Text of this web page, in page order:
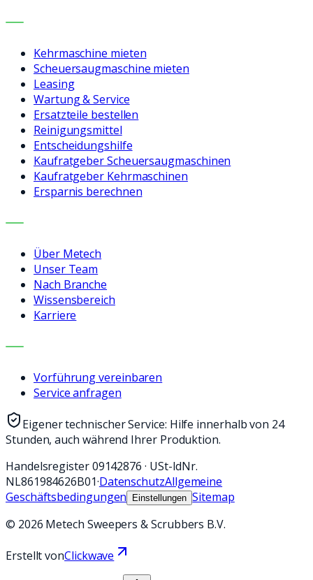
LEISTUNGEN
Kehrmaschine mieten
Scheuersaugmaschine mieten
Leasing
Wartung & Service
Ersatzteile bestellen
Reinigungsmittel
Entscheidungshilfe
Kaufratgeber Scheuersaugmaschinen
Kaufratgeber Kehrmaschinen
Ersparnis berechnen
UNTERNEHMEN
Über Metech
Unser Team
Nach Branche
Wissensbereich
Karriere
KONTAKT
Vorführung vereinbaren
Service anfragen
Eigener technischer Service: Hilfe innerhalb von 24
Stunden, auch während Ihrer Produktion.
Handelsregister09142876 · USt-IdNr.
NL861984626B01·DatenschutzAllgemeine
Geschäftsbedingungen
Einstellungen Sitemap
© 2026 Metech Sweepers & Scrubbers B.V.
Erstellt vonClickwave